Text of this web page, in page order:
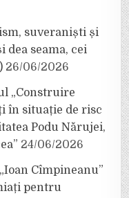
suveraniști și
dea seama, cei
26/06/2026
„Construire
în situație de risc
Podu Nărujei,
24/06/2026
Cîmpineanu”
pentru